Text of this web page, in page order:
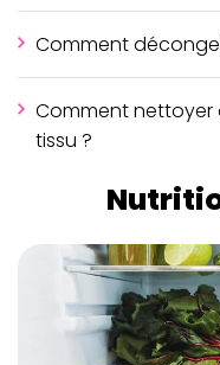
Comment
Comment nettoyer
tissu ?